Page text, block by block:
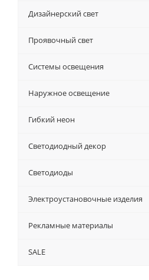
Дизайнерский свет
Проявочный свет
Системы освещения
Наружное освещение
Гибкий неон
Светодиодный декор
Светодиоды
Электроустановочные изделия
Рекламные материалы
SALE